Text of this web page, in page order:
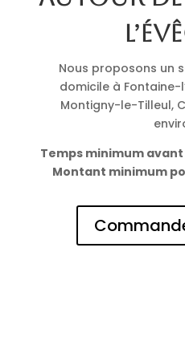
Nous proposons un
domicile à Fontaine-
Montigny-le-Tilleul,
Temps minimum
Montant minimum